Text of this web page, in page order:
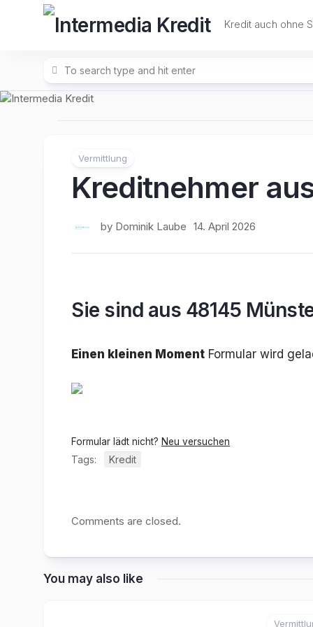
Kredit auch ohne
Vermittlung
Kreditnehmer
by Dominik Laube 14. April 2026
Sie sind aus 48145
Einen kleinen Moment Formular wird
Formular lädt nicht? Neu versuchen
Tags: Kredit
Comments are closed.
You may also like